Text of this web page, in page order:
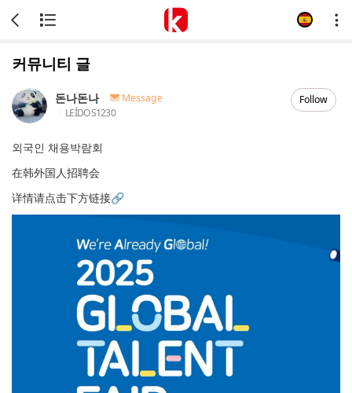
커뮤니티 글
돈나돈나
Message
LEÍDOS1230
Follow
외국인 채용박람회
在韩外国人招聘会
详情请点击下方链接🔗